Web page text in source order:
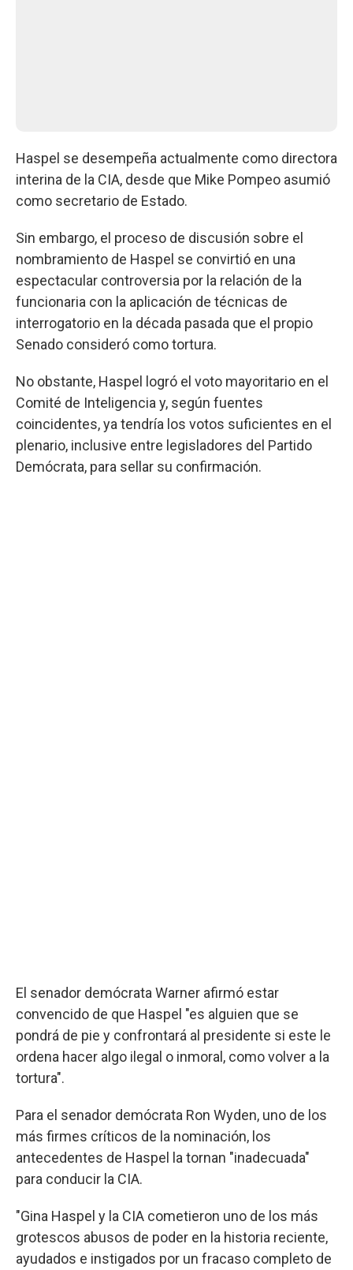
Haspel se desempeña actualmente como directora
interina de la CIA, desde que Mike Pompeo asumió
como secretario de Estado.
Sin embargo, el proceso de discusión sobre el
nombramiento de Haspel se convirtió en una
espectacular controversia por la relación de la
funcionaria con la aplicación de técnicas de
interrogatorio en la década pasada que el propio
Senado consideró como tortura.
No obstante, Haspel logró el voto mayoritario en el
Comité de Inteligencia y, según fuentes
coincidentes, ya tendría los votos suficientes en el
plenario, inclusive entre legisladores del Partido
Demócrata, para sellar su confirmación.
El senador demócrata Warner afirmó estar
convencido de que Haspel "es alguien que se
pondrá de pie y confrontará al presidente si este le
ordena hacer algo ilegal o inmoral, como volver a la
tortura".
Para el senador demócrata Ron Wyden, uno de los
más firmes críticos de la nominación, los
antecedentes de Haspel la tornan "inadecuada"
para conducir la CIA.
"Gina Haspel y la CIA cometieron uno de los más
grotescos abusos de poder en la historia reciente,
ayudados e instigados por un fracaso completo de